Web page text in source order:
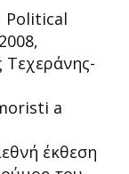
Political
Τεχεράνης-
a
έκθεση